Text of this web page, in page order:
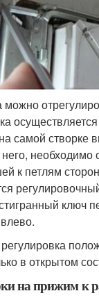
можно
самой створке
необходимо
к петлям
ключ
в открытом
на прижим к